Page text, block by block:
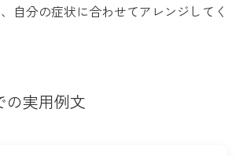
自分の症状に合わせてアレンジしてく
の実用例文